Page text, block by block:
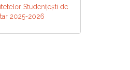
Studențești de
2025-2026